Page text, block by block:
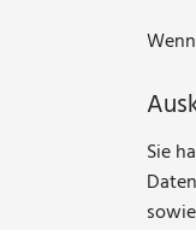
Sie